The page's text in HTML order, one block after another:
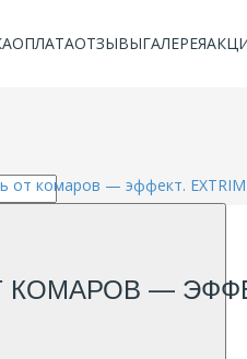
ОПЛАТАОТЗЫВЫГАЛЕРЕЯ
от комаров — эффект.
—